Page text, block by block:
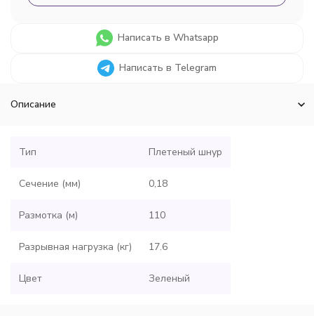
Написать в Whatsapp
Написать в Telegram
Описание
Тип Плетеный шнур
Сечение (мм) 0,18
Размотка (м) 110
Разрывная нагрузка (кг) 17.6
Цвет Зеленый